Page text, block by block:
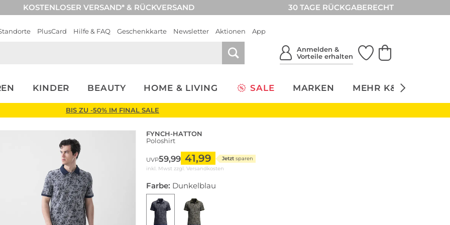
KOSTENLOSER VERSAND* & RÜCKVERSAND 30 TAGE RÜCKGABERECHT
PlusCard Hilfe & FAQ Geschenkkarte Newsletter Aktionen App
Anmelden &
Vorteile erhalten
KINDER BEAUTY HOME & LIVING SALE MARKEN MEHR K&Ö
BIS ZU -50% IM FINAL SALE
FYNCH-HATTON
Poloshirt
UVP59,99 41,99 Jetzt sparen
inkl. Mwst zzgl. Versandkosten
Farbe: Dunkelblau